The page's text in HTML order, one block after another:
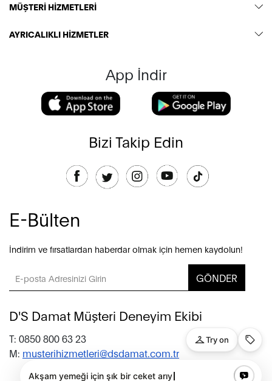
MÜŞTERİ HİZMETLERİ
AYRICALIKLI HİZMETLER
App İndir
Bizi Takip Edin
E-Bülten
İndirim ve fırsatlardan haberdar olmak için hemen kaydolun!
GÖNDER
D'S Damat Müşteri Deneyim Ekibi
T: 0850 800 63 23
M: musterihizmetleri@dsdamat.com.tr